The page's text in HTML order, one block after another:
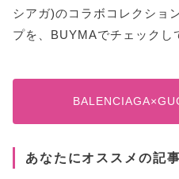
シアガ)のコラボコレクショ
プを、BUYMAでチェックし
あなたにオススメの記